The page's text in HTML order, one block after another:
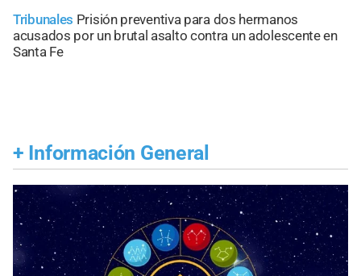
Tribunales Prisión preventiva para dos hermanos
acusados por un brutal asalto contra un adolescente en
Santa Fe
+ Información General